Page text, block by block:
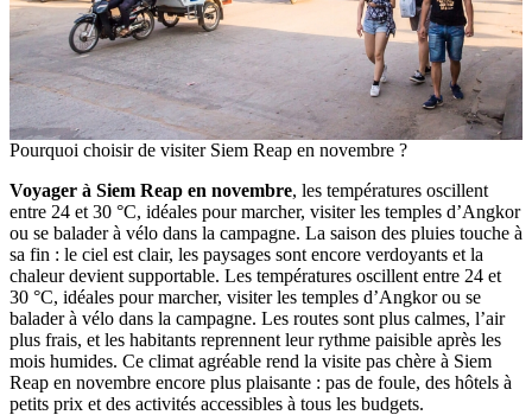
Pourquoi choisir de visiter Siem Reap en novembre ?
Voyager à Siem Reap en novembre, les températures oscillent
entre 24 et 30 °C, idéales pour marcher, visiter les temples d’Angkor
ou se balader à vélo dans la campagne. La saison des pluies touche à
sa fin : le ciel est clair, les paysages sont encore verdoyants et la
chaleur devient supportable. Les températures oscillent entre 24 et
30 °C, idéales pour marcher, visiter les temples d’Angkor ou se
balader à vélo dans la campagne. Les routes sont plus calmes, l’air
plus frais, et les habitants reprennent leur rythme paisible après les
mois humides. Ce climat agréable rend la visite pas chère à Siem
Reap en novembre encore plus plaisante : pas de foule, des hôtels à
petits prix et des activités accessibles à tous les budgets.